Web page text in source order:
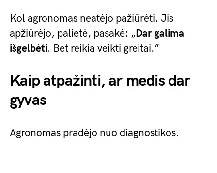
Kol agronomas neatėjo pažiūrėti. Jis
apžiūrėjo, palietė, pasakė: „Dar galima
išgelbėti. Bet reikia veikti greitai.”
Kaip atpažinti, ar medis dar
gyvas
Agronomas pradėjo nuo diagnostikos.